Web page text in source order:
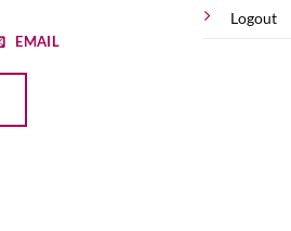
EMAIL
Logout